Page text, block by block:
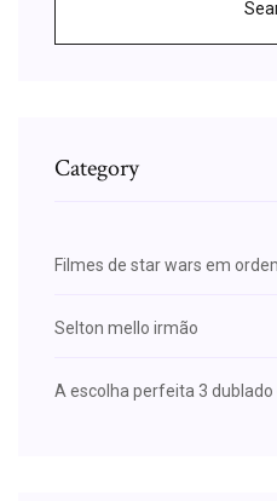
Category
Filmes de star wars em
Selton mello irmão
A escolha perfeita 3 dublado